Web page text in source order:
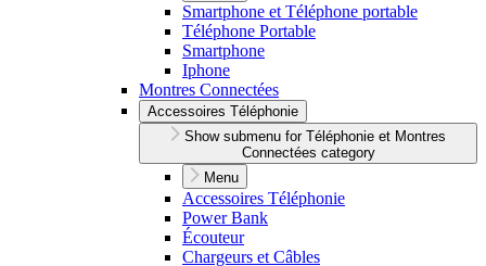
Smartphone et Téléphone portable
Téléphone Portable
Smartphone
Iphone
Montres Connectées
Accessoires Téléphonie
Show submenu for Téléphonie et Montres
Connectées category
Menu
Accessoires Téléphonie
Power Bank
Écouteur
Chargeurs et Câbles